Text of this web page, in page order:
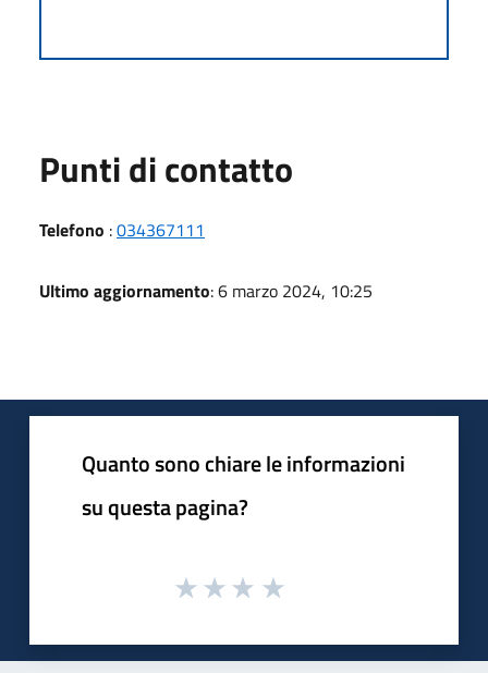
Punti di contatto
Telefono :034367111
Ultimo aggiornamento: 6 marzo 2024, 10:25
Quanto sono chiare le informazioni
su questa pagina?